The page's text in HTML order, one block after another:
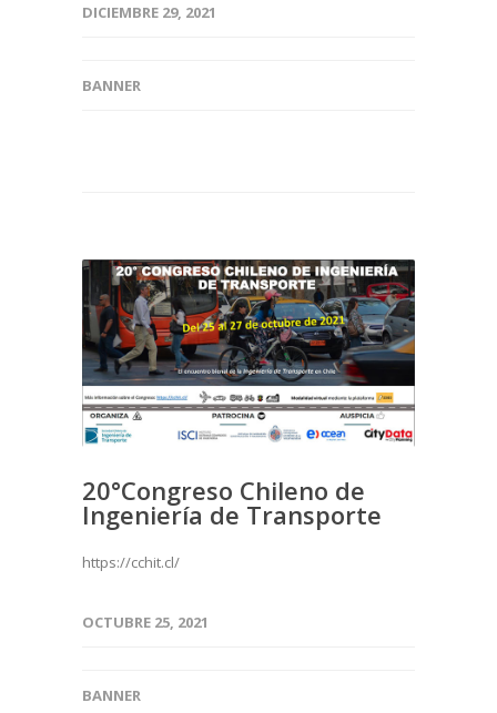
DICIEMBRE 29, 2021
BANNER
20°Congreso Chileno de
Ingeniería de Transporte
https://cchit.cl/
OCTUBRE 25, 2021
BANNER